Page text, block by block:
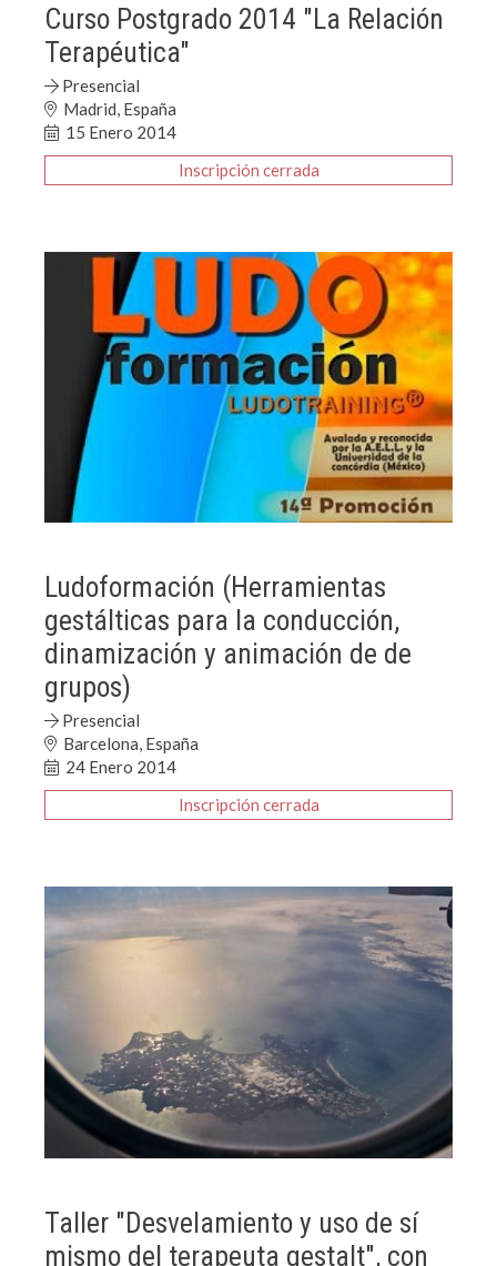
Curso Postgrado 2014 "La Relación
Terapéutica"
Presencial
Madrid, España
15 Enero 2014
Inscripción
Ludoformación (Herramientas
gestálticas para la conducción,
dinamización y animación de de
grupos)
Presencial
Barcelona, España
24 Enero 2014
Inscripción
Taller "Desvelamiento y uso de sí
mismo del terapeuta gestalt", con